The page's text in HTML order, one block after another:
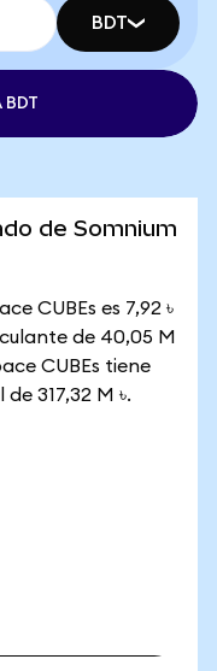
BDT
BDT
de Somnium
CUBEs es 7,92 ৳
de 40,05 M
CUBEs tiene
317,32 M ৳.